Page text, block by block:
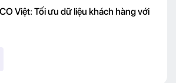
Việt: Tối ưu dữ liệu khách hàng với